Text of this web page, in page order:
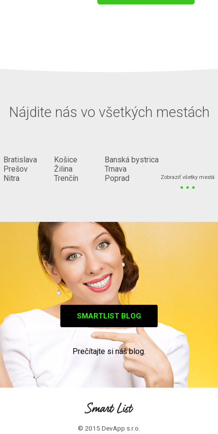
Nájdite nás vo všetkých mestách
Bratislava
Prešov
Nitra
Košice
Žilina
Trenčín
Banská bystrica
Trnava
Poprad
Zobraziť všetky mestá
...
SMARTLIST BLOG
Prečítajte si náš blog.
© 2015 DevApp s.r.o.